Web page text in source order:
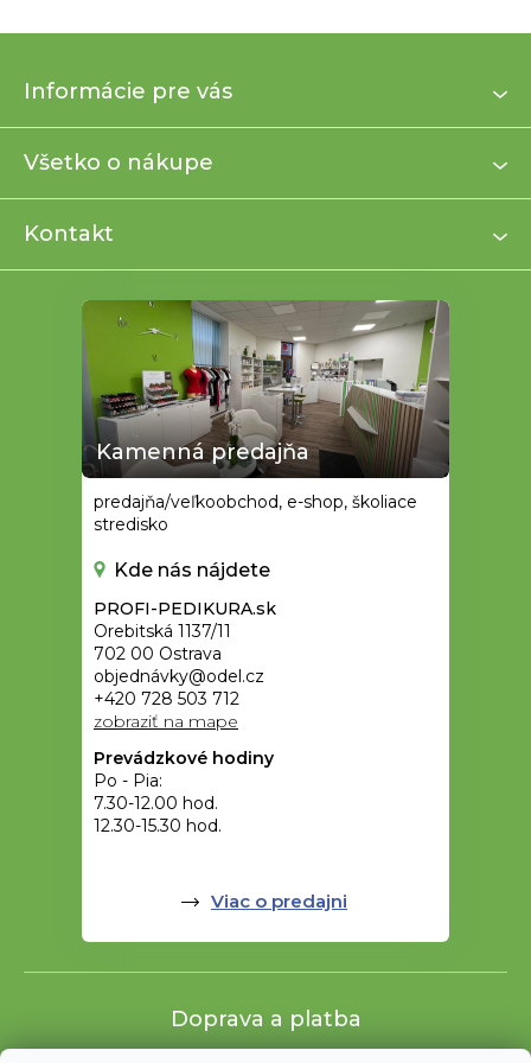
p
t
Informácie pre vás
Všetko o nákupe
Kontakt
Kamenná predajňa
predajňa/veľkoobchod, e-shop, školiace
stredisko
Kde nás nájdete
PROFI-PEDIKURA.sk
Orebitská 1137/11
702 00 Ostrava
objednávky@odel.cz
+420 728 503 712
zobraziť na mape
Prevádzkové hodiny
Po - Pia:
7.30-12.00 hod.
12.30-15.30 hod.
Viac o predajni
Doprava a platba